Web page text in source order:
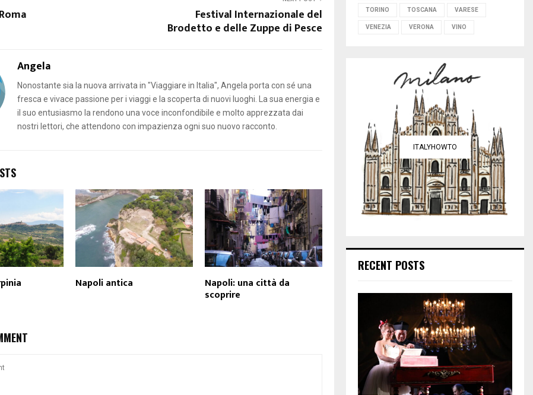
Festival Internazionale del
Brodetto e delle Zuppe di Pesce
Angela
Nonostante sia la nuova arrivata in "Viaggiare in Italia", Angela porta con sé una
fresca e vivace passione per i viaggi e la scoperta di nuovi luoghi. La sua energia e
il suo entusiasmo la rendono una voce inconfondibile e molto apprezzata dai
nostri lettori, che attendono con impazienza ogni suo nuovo racconto.
Napoli antica Napoli: una città da
scoprire
TORINO TOSCANA VARESE
VENEZIA VERONA VINO
ITALYHOWTO
RECENT POSTS